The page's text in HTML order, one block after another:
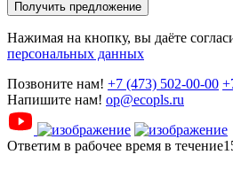
Получить предложение
Нажимая на кнопку, вы даёте
персональных данных
Позвоните нам! +7 (473) 502-00-00
Напишите нам! op@ecopls.ru
Ответим в рабочее время в